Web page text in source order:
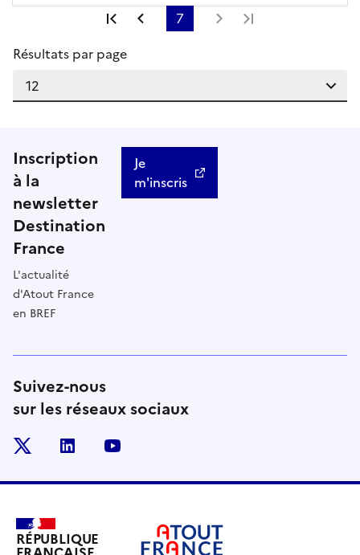
Première page
Page précédente
7 Page suivante
Résultats par page
Inscription
à la
newsletter
Destination
France
L'actualité
d'Atout France
en BREF
Je
m'inscris
Suivez-nous
sur les réseaux sociaux
linkedin
RÉPUBLIQUE